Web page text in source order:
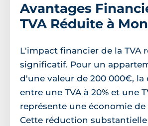
Avantages
TVA Réduite à
L'impact financier de la TVA
significatif. Pour un
d'une valeur de 200 000€, la
entre une TVA à 20% et une
représente une économie de
Cette réduction